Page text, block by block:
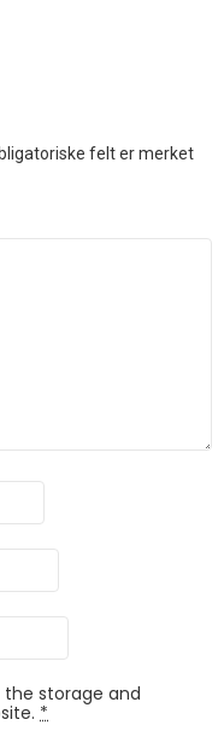
felt er merket
storage and
*